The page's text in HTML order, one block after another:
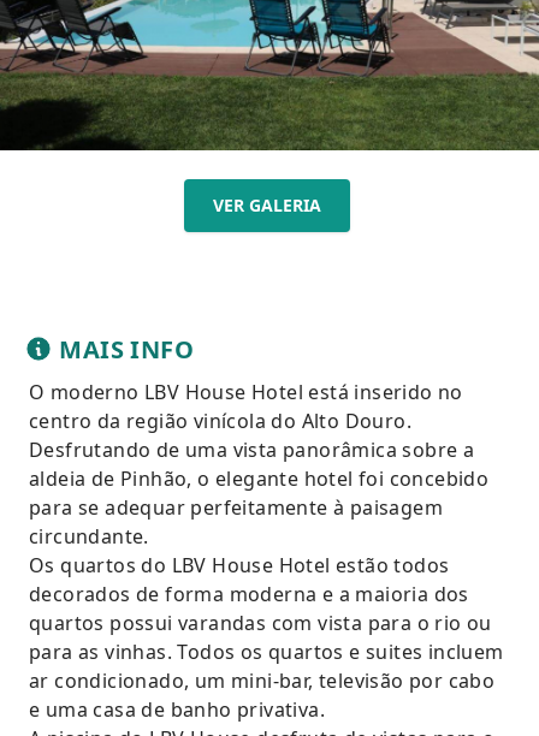
VER GALERIA
MAIS INFO
O moderno LBV House Hotel está inserido no
centro da região vinícola do Alto Douro.
Desfrutando de uma vista panorâmica sobre a
aldeia de Pinhão, o elegante hotel foi concebido
para se adequar perfeitamente à paisagem
circundante.
Os quartos do LBV House Hotel estão todos
decorados de forma moderna e a maioria dos
quartos possui varandas com vista para o rio ou
para as vinhas. Todos os quartos e suites incluem
ar condicionado, um mini-bar, televisão por cabo
e uma casa de banho privativa.